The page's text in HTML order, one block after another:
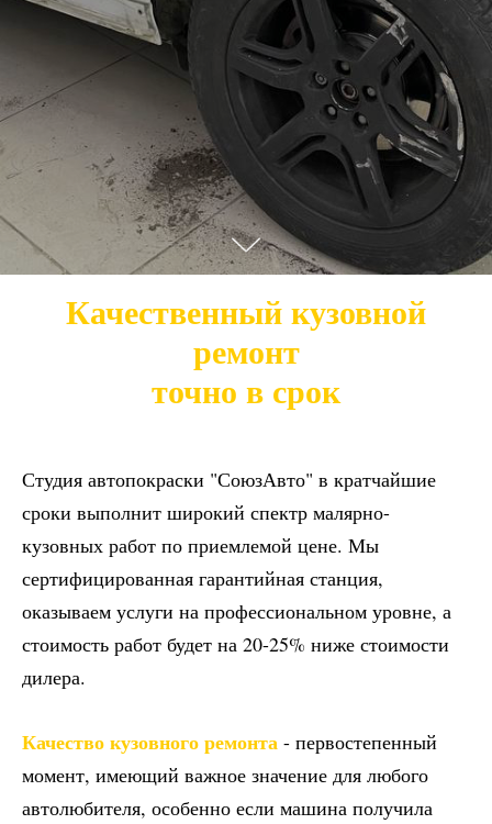
Качественный кузовной
ремонт
точно в срок
Студия автопокраски "СоюзАвто" в кратчайшие
сроки выполнит широкий спектр малярно-
кузовных работ по приемлемой цене. Мы
сертифицированная гарантийная станция,
оказываем услуги на профессиональном уровне, а
стоимость работ будет на 20-25% ниже стоимости
дилера.
Качество кузовного ремонта - первостепенный
момент, имеющий важное значение для любого
автолюбителя, особенно если машина получила